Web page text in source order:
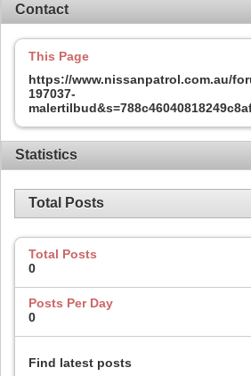
Contact
This Page
https://www.nissanpatrol.com.au/
197037-
Statistics
Total Posts
Total Posts
0
Posts Per Day
0
Find latest posts